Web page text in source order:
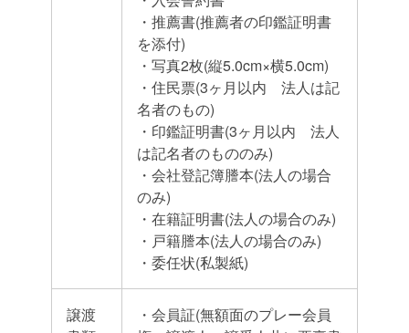
・推薦書(推薦者の印鑑証明書
を添付)
・写真2枚(縦5.0cm×横5.0cm)
・住民票(3ヶ月以内 法人は記
名者のもの)
・印鑑証明書(3ヶ月以内 法人
は記名者のもののみ)
・会社登記簿謄本(法人の場合
のみ)
・在籍証明書(法人の場合のみ)
・戸籍謄本(法人の場合のみ)
・委任状(私製紙)
譲渡
・会員証(無額面のプレー会員